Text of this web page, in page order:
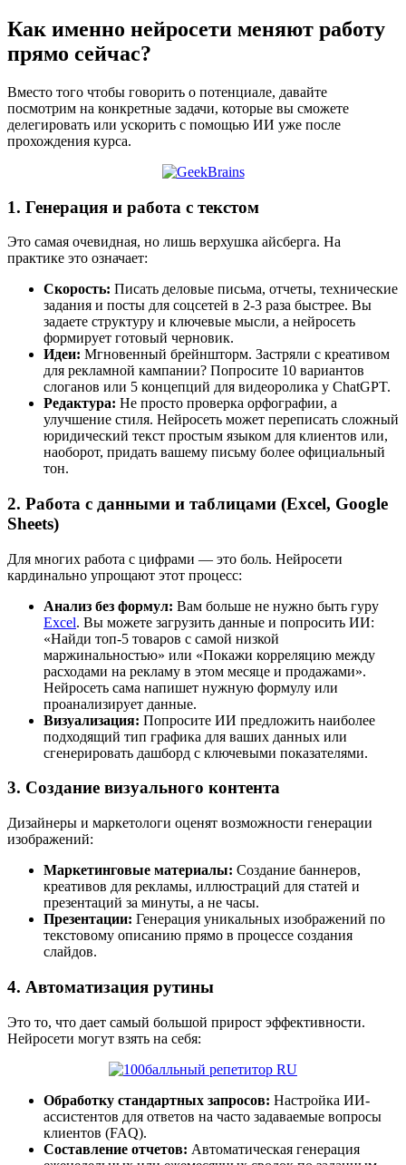
Как именно нейросети меняют работу
прямо сейчас?
Вместо того чтобы говорить о потенциале, давайте
посмотрим на конкретные задачи, которые вы сможете
делегировать или ускорить с помощью ИИ уже после
прохождения курса.
1. Генерация и работа с текстом
Это самая очевидная, но лишь верхушка айсберга. На
практике это означает:
Скорость: Писать деловые письма, отчеты, технические
задания и посты для соцсетей в 2-3 раза быстрее. Вы
задаете структуру и ключевые мысли, а нейросеть
формирует готовый черновик.
Идеи: Мгновенный брейншторм. Застряли с креативом
для рекламной кампании? Попросите 10 вариантов
слоганов или 5 концепций для видеоролика у ChatGPT.
Редактура: Не просто проверка орфографии, а
улучшение стиля. Нейросеть может переписать сложный
юридический текст простым языком для клиентов или,
наоборот, придать вашему письму более официальный
тон.
2. Работа с данными и таблицами (Excel, Google
Sheets)
Для многих работа с цифрами — это боль. Нейросети
кардинально упрощают этот процесс:
Анализ без формул: Вам больше не нужно быть гуру
Excel. Вы можете загрузить данные и попросить ИИ:
«Найди топ-5 товаров с самой низкой
маржинальностью» или «Покажи корреляцию между
расходами на рекламу в этом месяце и продажами».
Нейросеть сама напишет нужную формулу или
проанализирует данные.
Визуализация: Попросите ИИ предложить наиболее
подходящий тип графика для ваших данных или
сгенерировать дашборд с ключевыми показателями.
3. Создание визуального контента
Дизайнеры и маркетологи оценят возможности генерации
изображений:
Маркетинговые материалы: Создание баннеров,
креативов для рекламы, иллюстраций для статей и
презентаций за минуты, а не часы.
Презентации: Генерация уникальных изображений по
текстовому описанию прямо в процессе создания
слайдов.
4. Автоматизация рутины
Это то, что дает самый большой прирост эффективности.
Нейросети могут взять на себя:
Обработку стандартных запросов: Настройка ИИ-
ассистентов для ответов на часто задаваемые вопросы
клиентов (FAQ).
Составление отчетов: Автоматическая генерация